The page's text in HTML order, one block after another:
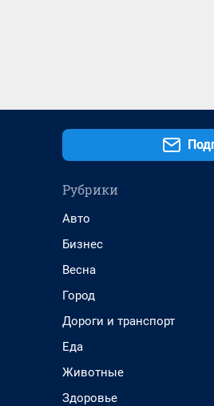
Рубрики
Авто
Бизнес
Весна
Город
Дороги и транспорт
Еда
Животные
Здоровье